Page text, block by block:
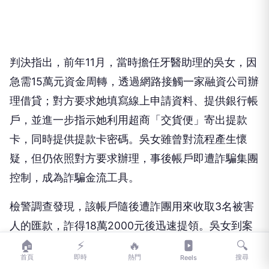
判決指出，前年11月，當時擔任牙醫助理的吳女，因
急需15萬元資金周轉，透過網路接觸一家融資公司辦
理借貸；對方要求她填寫線上申請資料、提供銀行帳
戶，並進一步指示她利用超商「交貨便」寄出提款
卡，同時提供提款卡密碼。吳女雖曾對流程產生懷
疑，但仍依照對方要求辦理，事後帳戶即遭詐騙集團
控制，成為詐騙金流工具。
檢警調查發現，該帳戶隨後遭詐團用來收取3名被害
人的匯款，詐得18萬2000元後迅速提領。吳女到案
後辯稱自己也是受害者，不僅未借到錢，反而遭騙約
10萬元。然而法院認為，她已有工作及金融往來經
🏠
首頁
⚡
即時
🔥
熱門 Reels
🔍
搜尋